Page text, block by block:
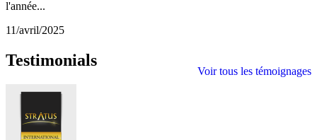
l'année...
11/avril/2025
Voir tous les témoignages
Testimonials